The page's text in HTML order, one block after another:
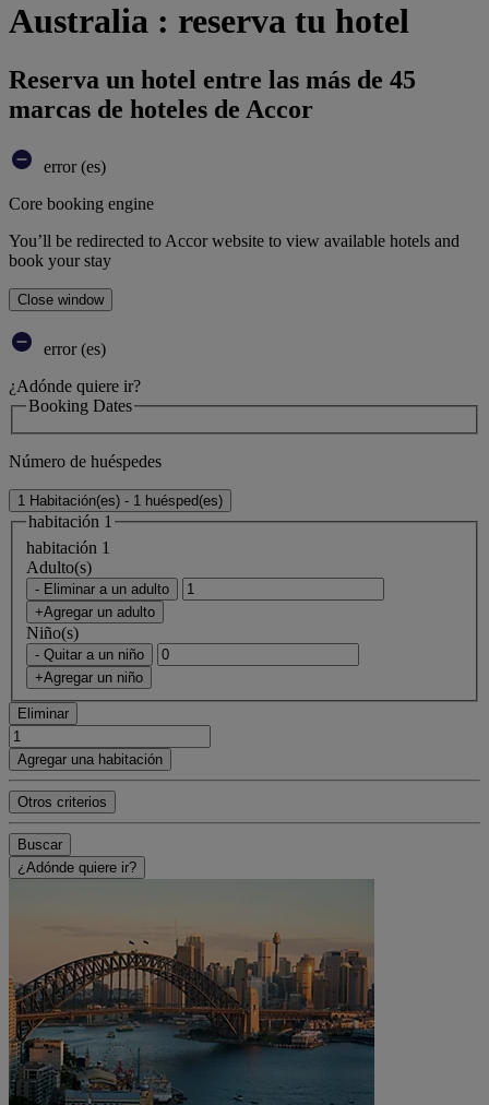
Australia : reserva tu hotel
Reserva un hotel entre las más de 45
marcas de hoteles de Accor
error (es)
Core booking engine
You’ll be redirected to Accor website to view available hotels and
book your stay
Close window
error (es)
¿Adónde quiere ir?
Booking Dates
Número de huéspedes
1 Habitación(es) - 1 huésped(es)
habitación 1
habitación 1
Adulto(s)
- Eliminar a un adulto
+Agregar un adulto
Niño(s)
- Quitar a un niño
+Agregar un niño
Eliminar
Agregar una habitación
Otros criterios
Buscar
¿Adónde quiere ir?